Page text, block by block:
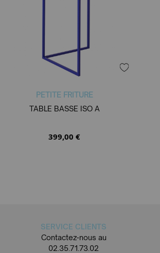
PETITE FRITURE
TABLE BASSE ISO A
399,00 €
SERVICE CLIENTS
Contactez-nous au
02.35.71.73.02